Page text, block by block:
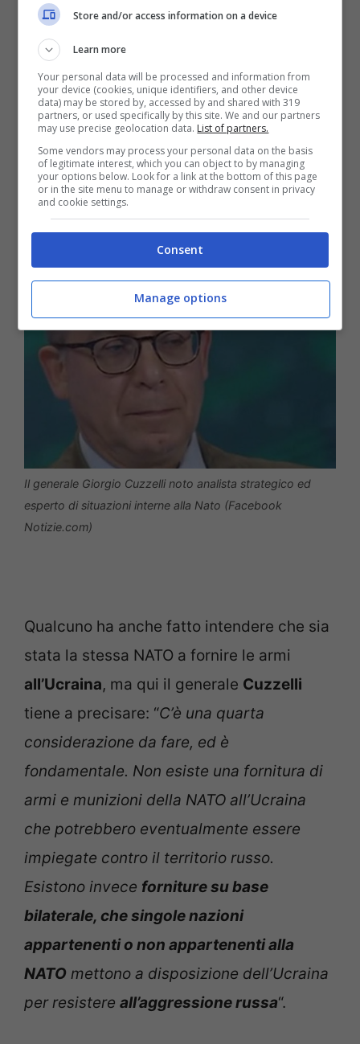
sono prevalse considerazioni di ordine
politico con riguardo al rapporto con la
Russia, e gli stati membri hanno sinora
deciso che ciò non potesse avvenire“.
“Eresia dire che la Nato
fornisce armi…”
Il generale Giorgio Cuzzelli noto analista strategico ed
esperto di situazioni interne alla Nato (Facebook
Notizie.com)
Qualcuno ha anche fatto intendere che sia
stata la stessa NATO a fornire le armi
all’Ucraina, ma qui il generale Cuzzelli
tiene a precisare: “C’è una quarta
considerazione da fare, ed è
fondamentale. Non esiste una fornitura di
armi e munizioni della NATO all’Ucraina
che potrebbero eventualmente essere
impiegate contro il territorio russo.
Esistono invece forniture su base
bilaterale, che singole nazioni
appartenenti o non appartenenti alla
NATO mettono a disposizione dell’Ucraina
per resistere all’aggressione russa“.
Store and/or access information on a device
Learn more
Your personal data will be processed and information from
your device (cookies, unique identifiers, and other device
data) may be stored by, accessed by and shared with 319
partners, or used specifically by this site. We and our partners
may use precise geolocation data. List of partners.
Some vendors may process your personal data on the basis
of legitimate interest, which you can object to by managing
your options below. Look for a link at the bottom of this page
or in the site menu to manage or withdraw consent in privacy
and cookie settings.
Consent
Manage options